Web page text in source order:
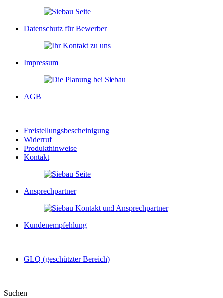
Datenschutz für Bewerber
Impressum
AGB
Freistellungsbescheinigung
Widerruf
Produkthinweise
Kontakt
Ansprechpartner
Kundenempfehlung
GLQ (geschützter Bereich)
Suchen